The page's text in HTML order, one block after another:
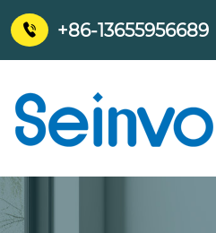
 +86-13655956689